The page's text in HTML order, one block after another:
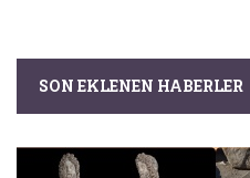
SON EKLENEN HABERLER